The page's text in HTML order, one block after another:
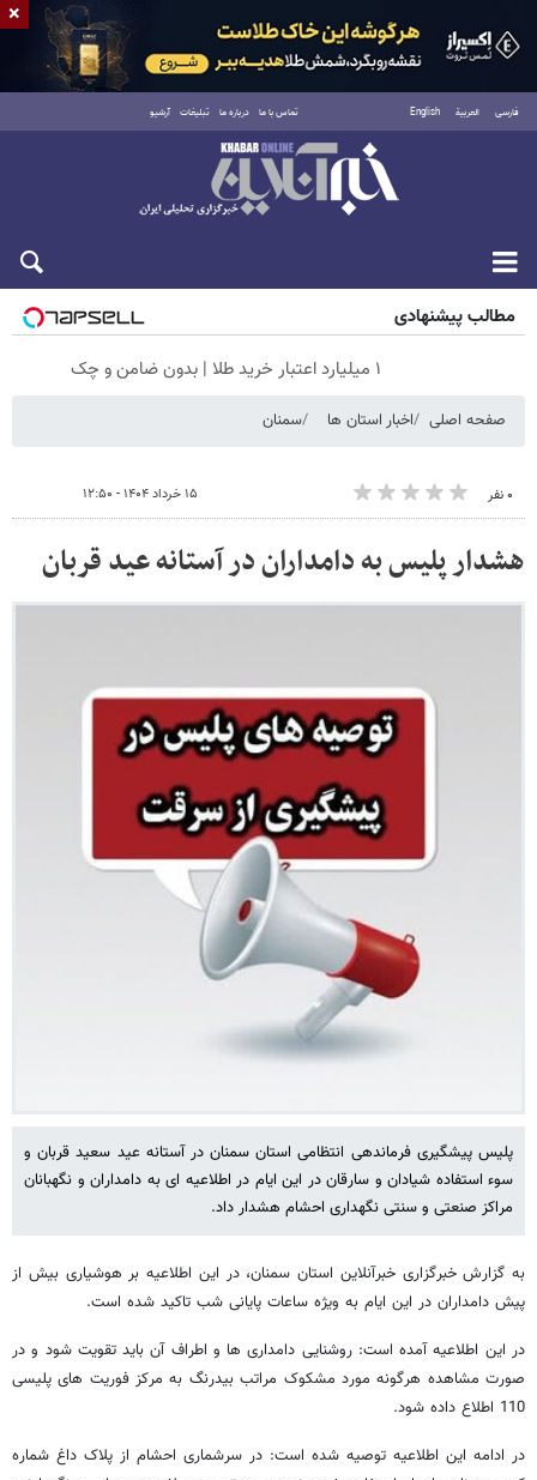
فارسی العربية English تماس با ما درباره ما تبلیغات آرشیو
شنبه ۱۷ مرداد ۱۴۰۵
مطالب پیشنهادی
۱ میلیارد اعتبار خرید طلا | بدون ضامن و چک
صفحه اصلی اخبار استان ها سمنان
۰ نفر ۱۵ خرداد ۱۴۰۴ - ۱۲:۵۰
هشدار پلیس به دامداران در آستانه عید قربان
پلیس پیشگیری فرماندهی انتظامی استان سمنان در آستانه عید سعید قربان و
سوء استفاده شیادان و سارقان در این ایام در اطلاعیه ای به دامداران و نگهبانان
مراکز صنعتی و سنتی نگهداری احشام هشدار داد.
به گزارش خبرگزاری خبرآنلاین استان سمنان، در این اطلاعیه بر هوشیاری بیش از
پیش دامداران در این ایام به ویژه ساعات پایانی شب تاکید شده است.
در این اطلاعیه آمده است: روشنایی دامداری ها و اطراف آن باید تقویت شود و در
صورت مشاهده هرگونه مورد مشکوک مراتب بیدرنگ به مرکز فوریت های پلیسی
110 اطلاع داده شود.
در ادامه این اطلاعیه توصیه شده است: در سرشماری احشام از پلاک داغ شماره
×